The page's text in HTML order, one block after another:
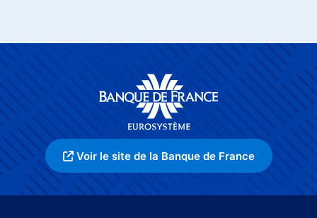
Voir le site de la Banque de France